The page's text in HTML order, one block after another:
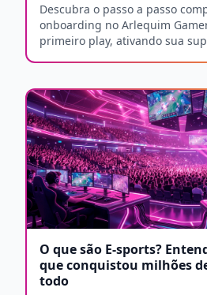
Descubra o passo a passo
onboarding no Arlequim
primeiro play, ativando sua
O que são E-sports?
que conquistou milhões
todo